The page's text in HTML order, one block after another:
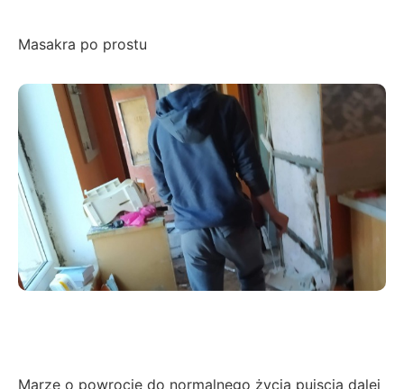
Masakra po prostu
Marzę o powrocie do normalnego życia pujscia dalej